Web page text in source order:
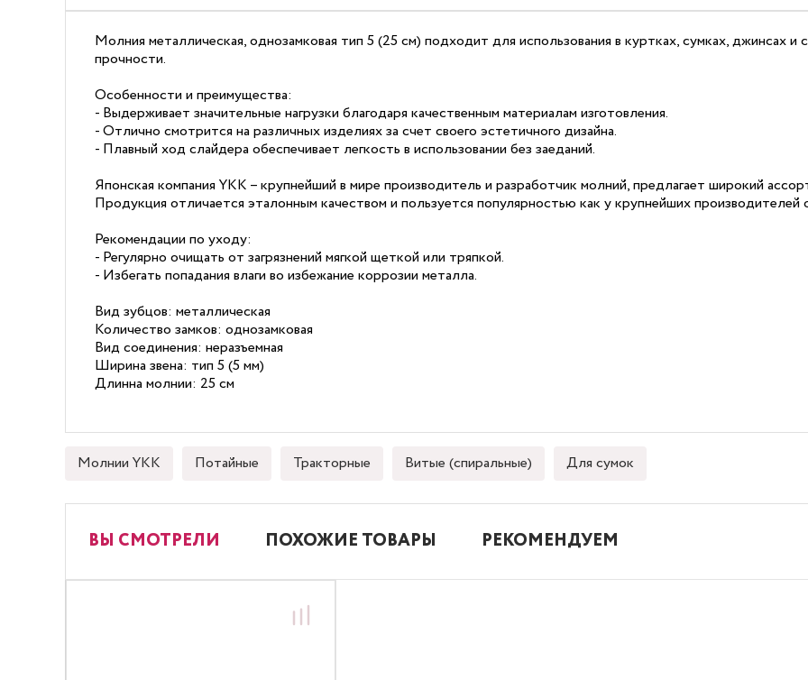
Молния металлическая, однозамковая тип 5 (25 см) подходит для использования в куртках, сумках, джинсах
прочности.
Особенности и преимущества:
- Выдерживает значительные нагрузки благодаря качественным материалам изготовления.
- Отлично смотрится на различных изделиях за счет своего эстетичного дизайна.
- Плавный ход слайдера обеспечивает легкость в использовании без заеданий.
Японская компания YKK – крупнейший в мире производитель и разработчик молний, предлагает широкий
Продукция отличается эталонным качеством и пользуется популярностью как у крупнейших
Рекомендации по уходу:
- Регулярно очищать от загрязнений мягкой щеткой или тряпкой.
- Избегать попадания влаги во избежание коррозии металла.
Вид зубцов: металлическая
Количество замков: однозамковая
Вид соединения: неразъемная
Ширина звена: тип 5 (5 мм)
Длинна молнии: 25 см
Молнии YKK Потайные Тракторные Витые (спиральные) Для сумок
ВЫ СМОТРЕЛИ ПОХОЖИЕ ТОВАРЫ РЕКОМЕНДУЕМ